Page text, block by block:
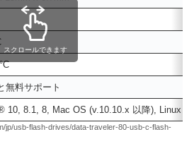
無料サポート
10, 8.1, 8, Mac OS (v.10.10.x 以降), Linux
スクロールできます
jp/usb-flash-drives/data-traveler-80-usb-c-flash-